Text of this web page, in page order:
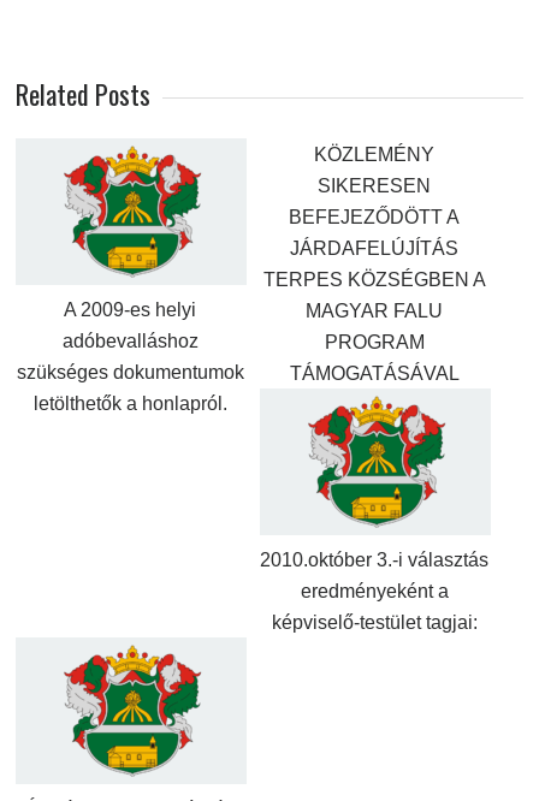
Related Posts
A 2009-es helyi
adóbevalláshoz
szükséges dokumentumok
letölthetők a honlapról.
KÖZLEMÉNY
SIKERESEN
BEFEJEZŐDÖTT A
JÁRDAFELÚJÍTÁS
TERPES KÖZSÉGBEN A
MAGYAR FALU
PROGRAM
TÁMOGATÁSÁVAL
2010.október 3.-i választás
eredményeként a
képviselő-testület tagjai: